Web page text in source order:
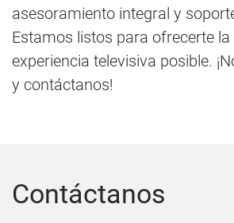
asesoramiento integral y
Estamos listos para ofrecerte
experiencia televisiva posible.
y contáctanos!
Contáctanos